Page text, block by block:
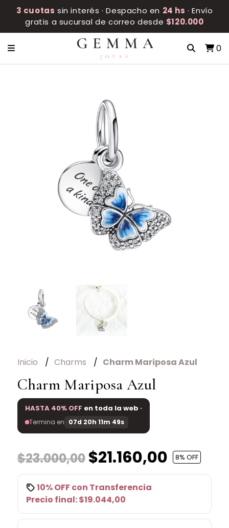
3 cuotas sin interés · Despacho en 24 hs · Envío
gratis a sucursal de correo desde $120.000
0
Inicio Charms Charm Mariposa Azul
Charm Mariposa Azul
HASTA 40% OFF en toda la web ·
Termina en 07d 20h 11m 49s
$23.000,00$21.160,00 8% OFF
10% OFFcon Transferencia
Precio final:$19.044,00